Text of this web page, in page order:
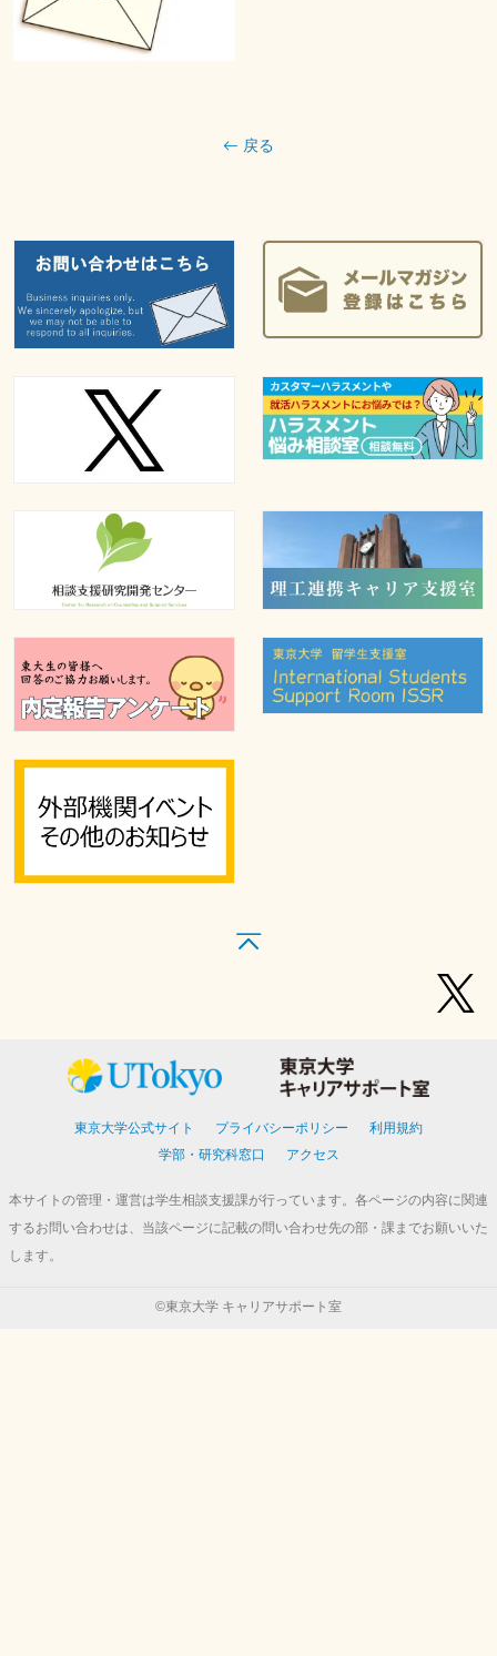
戻る
東京大学公式サイト プライバシーポリシー
利用規約
学部・研究科窓口
アクセス
本サイトの管理・運営は学生相談支援課が行っています。各ページの内容に関連
するお問い合わせは、当該ページに記載の問い合わせ先の部・課までお願いいた
します。
©東京大学 キャリアサポート室